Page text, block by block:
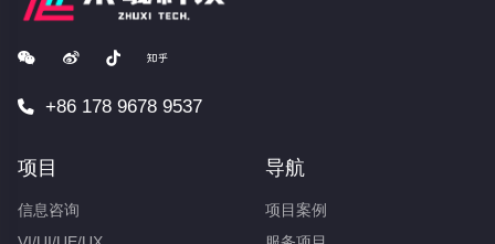
+86 178 9678 9537
项目
信息咨询
导航
项目案例